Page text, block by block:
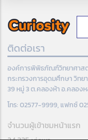
ติดต่อเรา
องค์การพิพิธภัณฑ์วิทยาศาส
กระทรวงการอุดมศึกษา วิท
39 หมู่ 3 ต.คลองห้า อ.คลองห
โทร: 02577-9999, แฟกซ์
จำนวนผู้เข้าชมหน้าแรก